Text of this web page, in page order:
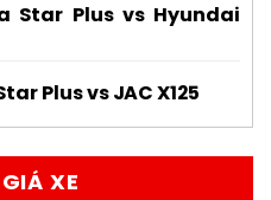
Star Plus vs Hyundai
Plus vs JAC X125
XE